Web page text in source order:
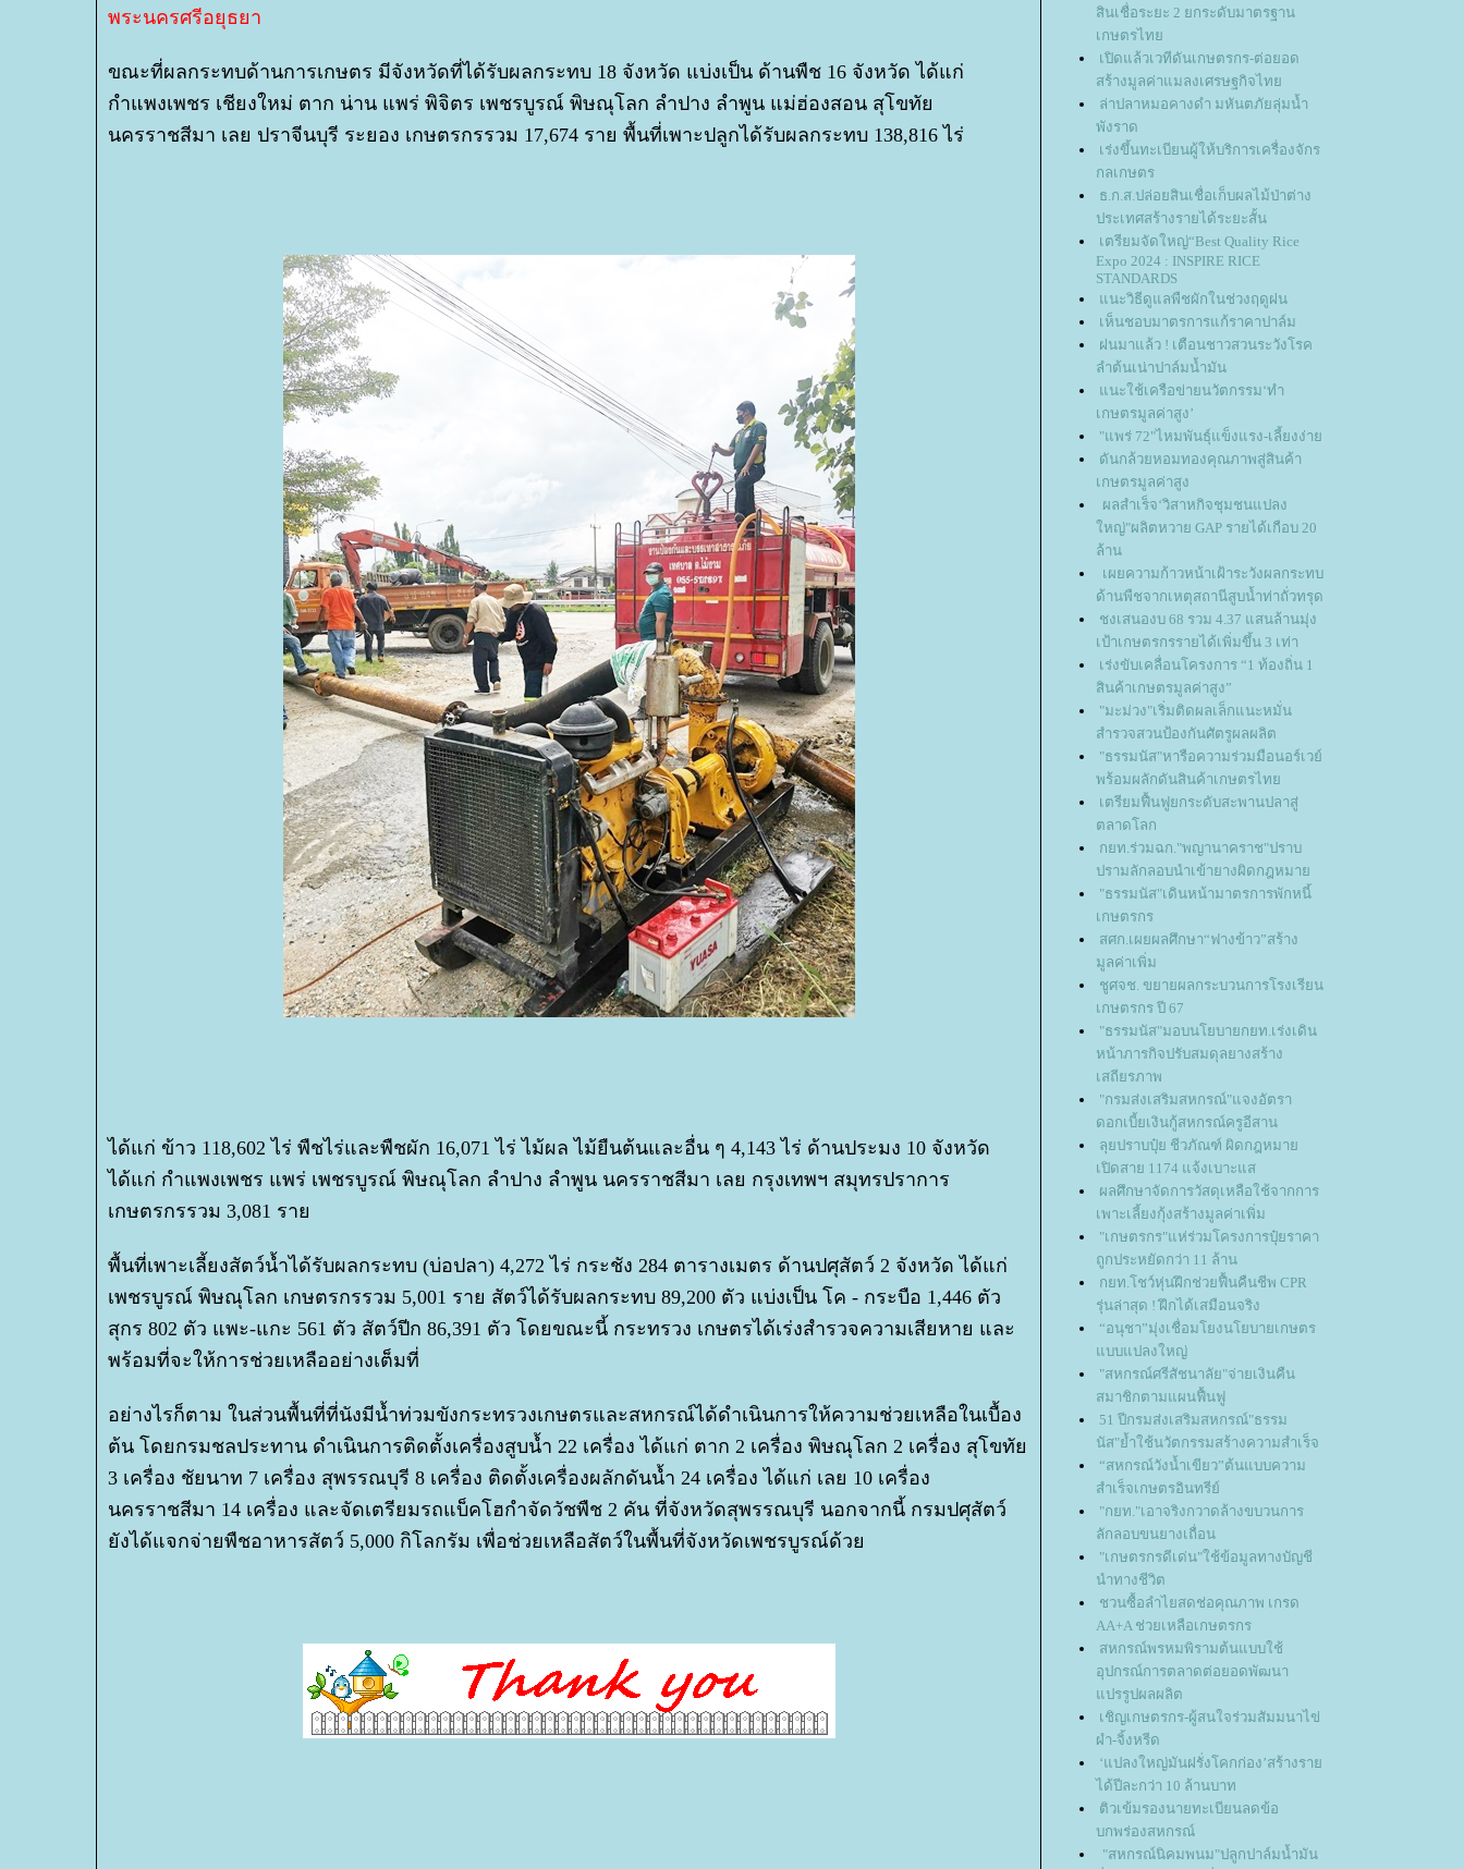
พระนครศรีอยุธยา
ขณะที่ผลกระทบด้านการเกษตร มีจังหวัดที่ได้รับผลกระทบ 18 จังหวัด แบ่งเป็น ด้านพืช 16 จังหวัด ได้แก่
กำแพงเพชร เชียงใหม่ ตาก น่าน แพร่ พิจิตร เพชรบูรณ์ พิษณุโลก ลำปาง ลำพูน แม่ฮ่องสอน สุโขทั
นครราชสีมา เลย ปราจีนบุรี ระยอง เกษตรกรรวม 17,674 ราย พื้นที่เพาะปลูกได้รับผลกระทบ 138,816 ไร่
ได้แก่ ข้าว 118,602 ไร่ พืชไร่และพืชผัก 16,071 ไร่ ไม้ผล ไม้ยืนต้นและอื่น ๆ 4,143 ไร่ ด้านประมง 10 จังหวัด
ได้แก่ กำแพงเพชร แพร่ เพชรบูรณ์ พิษณุโลก ลำปาง ลำพูน นครราชสีมา เลย กรุงเทพฯ สมุทรปราการ
เกษตรกรรวม 3,081 รา
พื้นที่เพาะเลี้ยงสัตว์น้ำได้รับผลกระทบ (บ่อปลา) 4,272 ไร่ กระชัง 284 ตารางเมตร ด้านปศุสัตว์ 2 จังหวัด ได้แก่
เพชรบูรณ์ พิษณุโลก เกษตรกรรวม 5,001 ราย สัตว์ได้รับผลกระทบ 89,200 ตัว แบ่งเป็น โค - กระบือ 1,446 ตัว
สุกร 802 ตัว แพะ-แกะ 561 ตัว สัตว์ปีก 86,391 ตัว โดยขณะนี้ กระทรวง เกษตรได้เร่งสำรวจความเสียหาย และ
พร้อมที่จะให้การช่วยเหลืออย่างเต็มที่
อย่างไรก็ตาม ในส่วนพื้นที่ที่นังมีน้ำท่วมขังกระทรวงเกษตรและสหกรณ์ได้ดำเนินการให้ความช่วยเหลือในเบื้อง
ต้น โดยกรมชลประทาน ดำเนินการติดตั้งเครื่องสูบน้ำ 22 เครื่อง ได้แก่ ตาก 2 เครื่อง พิษณุโลก 2 เครื่อง สุโขทั
3 เครื่อง ชัยนาท 7 เครื่อง สุพรรณบุรี 8 เครื่อง ติดตั้งเครื่องผลักดันน้ำ 24 เครื่อง ได้แก่ เลย 10 เครื่อง
นครราชสีมา 14 เครื่อง และจัดเตรียมรถแบ็คโฮกำจัดวัชพืช 2 คัน ที่จังหวัดสุพรรณบุรี นอกจากนี้ กรมปศุสัตว์
ังได้แจกจ่ายพืชอาหารสัตว์ 5,000 กิโลกรัม เพื่อช่วยเหลือสัตว์ในพื้นที่จังหวัดเพชรบูรณ์ด้ว
สินเชื่อระยะ 2 ยกระดับมาตรฐาน
เกษตรไท
เปิดแล้วเวทีดันเกษตรกร-ต่อยอด
สร้างมูลค่าแมลงเศรษฐกิจไท
ล่าปลาหมอคางดำ มหันตภัยลุ่มน้ำ
พังราด
เร่งขึ้นทะเบียนผู้ให้บริการเครื่องจักร
กลเกษตร
ธ.ก.ส.ปล่อยสินเชื่อเก็บผลไม้ป่าต่าง
ประเทศสร้างรายได้ระยะสั้น
เตรียมจัดใหญ่“Best Quality Rice
Expo 2024 : INSPIRE RICE
STANDARDS
นะวิธีดูแลพืชผักในช่วงฤดูฝน
เห็นชอบมาตรการแก้ราคาปาล์ม
ฝนมาแล้ว ! เตือนชาวสวนระวังโรค
ลำต้นเน่าปาล์มน้ำมัน
นะใช้เครือข่ายนวัตกรรม‘ทำ
เกษตรมูลค่าสูง’
"แพร่ 72"ไหมพันธุ์แข็งแรง-เลี้ยงง่า
ดันกล้วยหอมทองคุณภาพสู่สินค้า
เกษตรมูลค่าสูง
ผลสำเร็จ‘วิสาหกิจชุมชนแปลง
หญ่"ผลิตหวาย GAP รายได้เกือบ 20
ล้าน
เผยความก้าวหน้าเฝ้าระวังผลกระทบ
ด้านพืชจากเหตุสถานีสูบน้ำท่าถั่วทรุด
ชงเสนองบ 68 รวม 4.37 แสนล้านมุ่ง
เป้าเกษตรกรรายได้เพิ่มขึ้น 3 เท่า
เร่งขับเคลื่อนโครงการ “1 ท้องถิ่น 1
สินค้าเกษตรมูลค่าสูง”
"มะม่วง"เริ่มติดผลเล็กแนะหมั่น
สำรวจสวนป้องกันศัตรูผลผลิต
"ธรรมนัส"หารือความร่วมมือนอร์เวย์
พร้อมผลักดันสินค้าเกษตรไท
เตรียมฟื้นฟูยกระดับสะพานปลาสู่
ตลาดโลก
กยท.ร่วมฉก."พญานาคราช"ปราบ
ปรามลักลอบนำเข้ายางผิดกฎหมา
"ธรรมนัส"เดินหน้ามาตรการพักหนี้
เกษตรกร
สศก.เผยผลศึกษา“ฟางข้าว”สร้าง
มูลค่าเพิ่ม
ชูศจช. ขยายผลกระบวนการโรงเรียน
เกษตรกร ปี 67
"ธรรมนัส"มอบนโยบายกยท.เร่งเดิน
หน้าภารกิจปรับสมดุลยางสร้าง
เสถียรภาพ
"กรมส่งเสริมสหกรณ์"แจงอัตรา
ดอกเบี้ยเงินกู้สหกรณ์ครูอีสาน
ลุยปราบปุ๋ย ชีวภัณฑ์ ผิดกฎหมา
เปิดสาย 1174 แจ้งเบาะแส
ผลศึกษาจัดการวัสดุเหลือใช้จากการ
เพาะเลี้ยงกุ้งสร้างมูลค่าเพิ่ม
"เกษตรกร"แห่ร่วมโครงการปุ๋ยราคา
ถูกประหยัดกว่า 11 ล้าน
กยท.โชว์หุ่นฝึกช่วยฟื้นคืนชีพ CPR
รุ่นล่าสุด ! ฝึกได้เสมือนจริง
“อนุชา”มุ่งเชื่อมโยงนโยบายเกษตร
บบแปลงใหญ่
"สหกรณ์ศรีสัชนาลัย"จ่ายเงินคืน
สมาชิกตามแผนฟื้นฟู
51 ปีกรมส่งเสริมสหกรณ์"ธรรม
นัส"ย้ำใช้นวัตกรรมสร้างความสำเร็จ
“สหกรณ์วังน้ำเขียว”ต้นแบบความ
สำเร็จเกษตรอินทรีย์
"กยท."เอาจริงกวาดล้างขบวนการ
ลักลอบขนยางเถื่อน
"เกษตรกรดีเด่น"ใช้ข้อมูลทางบัญชี
นำทางชีวิต
ชวนซื้อลำไยสดช่อคุณภาพ เกรด
AA+A ช่วยเหลือเกษตรกร
สหกรณ์พรหมพิรามต้นแบบใช้
อุปกรณ์การตลาดต่อยอดพัฒนา
ปรรูปผลผลิต
เชิญเกษตรกร-ผู้สนใจร่วมสัมมนาไข่
ผำ-จิ้งหรีด
‘แปลงใหญ่มันฝรั่งโคกก่อง’สร้างรา
ได้ปีละกว่า 10 ล้านบาท
ติวเข้มรองนายทะเบียนลดข้อ
บกพร่องสหกรณ์
"สหกรณ์นิคมพนม"ปลูกปาล์มน้ำมัน